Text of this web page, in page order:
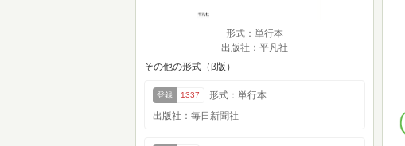
形式：単行本
出版社：平凡社
その他の形式（β版）
登録 1337
形式：単行本
出版社：毎日新聞社